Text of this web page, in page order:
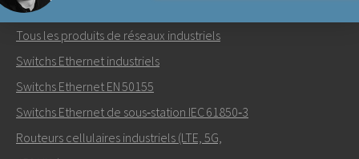
Envoyer un email à Mikael
Comment Mikael peut-il vous contacter?
PRODUITS RÉSEAUX
Tous les produits de réseaux industriels
Switchs Ethernet industriels
Switchs Ethernet EN 50155
Switchs Ethernet de sous‑station IEC 61850‑3
Routeurs cellulaires industriels (LTE, 5G,